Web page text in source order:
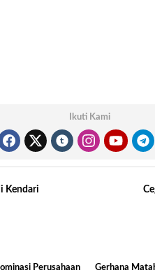
Ikuti Kami
Kendari
Perusahaan
Gerhana